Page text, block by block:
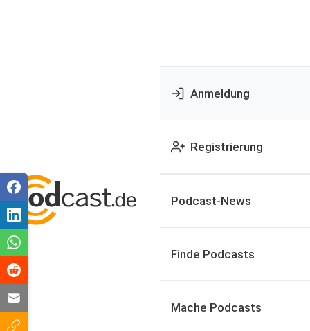
Anmeldung
Registrierung
Podcast-News
Finde Podcasts
Mache Podcasts